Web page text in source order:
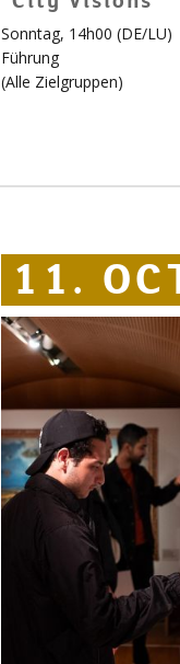
Sonntag, 14h00 (DE/LU)
Führung
(Alle Zielgruppen)
11.
11.
11.